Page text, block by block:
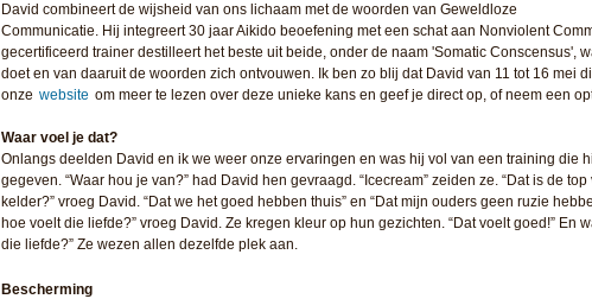
David combineert de wijsheid van ons lichaam met de woorden van Geweldloze
Communicatie. Hij integreert 30 jaar Aikido beoefening met een schat aan Nonviolent
gecertificeerd trainer destilleert het beste uit beide, onder de naam 'Somatic Conscensus',
doet en van daaruit de woorden zich ontvouwen. Ik ben zo blij dat David van 11 tot 16 mei
onze website om meer te lezen over deze unieke kans en geef je direct op, of neem een
Waar voel je dat?
Onlangs deelden David en ik we weer onze ervaringen en was hij vol van een training die
gegeven. “Waar hou je van?” had David hen gevraagd. “Icecream” zeiden ze. “Dat is de
kelder?” vroeg David. “Dat we het goed hebben thuis” en “Dat mijn ouders geen ruzie
hoe voelt die liefde?” vroeg David. Ze kregen kleur op hun gezichten. “Dat voelt goed!” En
die liefde?” Ze wezen allen dezelfde plek aan.
Bescherming